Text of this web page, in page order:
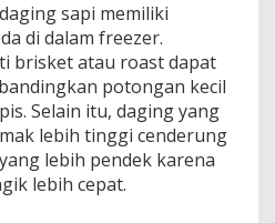
sapi memiliki
di dalam freezer.
brisket atau roast dapat
potongan kecil
Selain itu, daging yang
lebih tinggi cenderung
lebih pendek karena
lebih cepat.